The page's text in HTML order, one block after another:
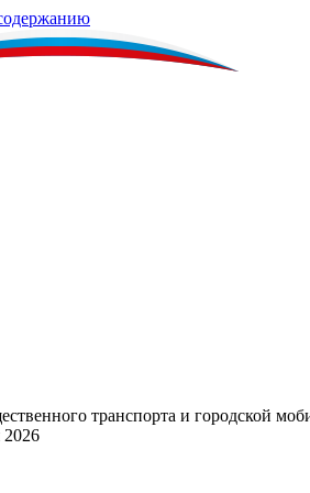
транспорта и городской
2026